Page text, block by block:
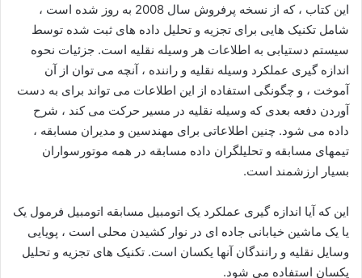
این کتاب ، که از نسخه پرفروش سال 2008 به روز شده است ،
شامل تکنیک هایی برای تجزیه و تحلیل داده های ثبت شده توسط
سیستم دستیابی به اطلاعات هر وسیله نقلیه است. جزئیات نحوه
اندازه گیری عملکرد وسیله نقلیه و راننده ، آنچه می توان از آن
آموخت ، و چگونگی استفاده از این اطلاعات می تواند برای به دست
آوردن دفعه بعدی که وسیله نقلیه در مسیر حرکت می کند ، شرح
داده می شود. چنین اطلاعاتی برای مهندسین و مدیران مسابقه ،
تیمهای مسابقه و تحلیلگران داده مسابقه در همه موتورسواران
بسیار ارزشمند است.
این که آیا اندازه گیری عملکرد یک اتومبیل مسابقه اتومبیل فرمول یک
یا یک ماشین خیابانی جاده ای در نوار کشیدن محلی است ، پویایی
وسایل نقلیه و رانندگان آنها یکسان است. تکنیک های تجزیه و تحلیل
یکسان استفاده می شود.